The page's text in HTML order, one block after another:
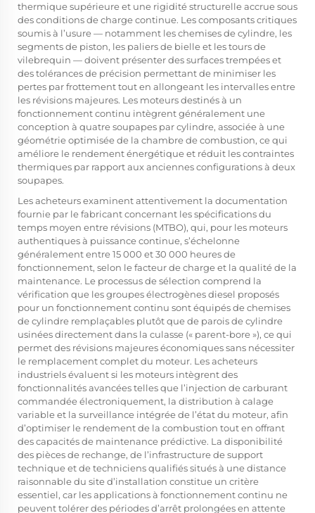
thermique supérieure et une rigidité structurelle accrue sous
des conditions de charge continue. Les composants critiques
soumis à l’usure — notamment les chemises de cylindre, les
segments de piston, les paliers de bielle et les tours de
vilebrequin — doivent présenter des surfaces trempées et
des tolérances de précision permettant de minimiser les
pertes par frottement tout en allongeant les intervalles entre
les révisions majeures. Les moteurs destinés à un
fonctionnement continu intègrent généralement une
conception à quatre soupapes par cylindre, associée à une
géométrie optimisée de la chambre de combustion, ce qui
améliore le rendement énergétique et réduit les contraintes
thermiques par rapport aux anciennes configurations à deux
soupapes.
Les acheteurs examinent attentivement la documentation
fournie par le fabricant concernant les spécifications du
temps moyen entre révisions (MTBO), qui, pour les moteurs
authentiques à puissance continue, s’échelonne
généralement entre 15 000 et 30 000 heures de
fonctionnement, selon le facteur de charge et la qualité de la
maintenance. Le processus de sélection comprend la
vérification que les groupes électrogènes diesel proposés
pour un fonctionnement continu sont équipés de chemises
de cylindre remplaçables plutôt que de parois de cylindre
usinées directement dans la culasse (« parent-bore »), ce qui
permet des révisions majeures économiques sans nécessiter
le remplacement complet du moteur. Les acheteurs
industriels évaluent si les moteurs intègrent des
fonctionnalités avancées telles que l’injection de carburant
commandée électroniquement, la distribution à calage
variable et la surveillance intégrée de l’état du moteur, afin
d’optimiser le rendement de la combustion tout en offrant
des capacités de maintenance prédictive. La disponibilité
des pièces de rechange, de l’infrastructure de support
technique et de techniciens qualifiés situés à une distance
raisonnable du site d’installation constitue un critère
essentiel, car les applications à fonctionnement continu ne
peuvent tolérer des périodes d’arrêt prolongées en attente